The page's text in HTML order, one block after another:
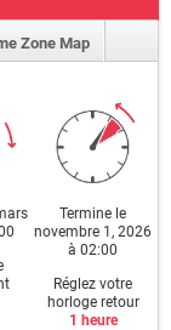
Zone Map
Termine le
novembre 1, 2026
à 02:00
Réglez votre
horloge retour
1 heure